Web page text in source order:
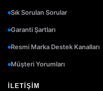
Sık Sorulan Sorular
Garanti Şartları
Resmi Marka Destek Kanalları
Müşteri Yorumları
İLETIŞIM